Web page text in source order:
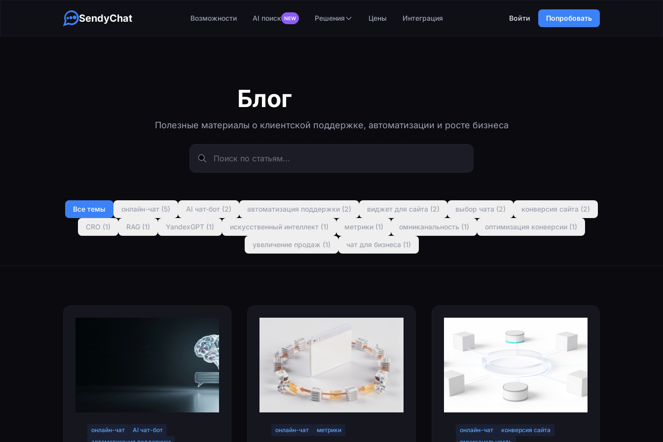
SendyChat Возможности AI поиск NEW Решения Цены Интеграция Войти Попробовать
Блог
Полезные материалы о клиентской поддержке, автоматизации и росте бизнеса
Все темы онлайн-чат (5) AI чат-бот (2) автоматизация поддержки (2) виджет для сайта (2) выбор чата (2) конверсия сайта (2)
CRO (1) RAG (1) YandexGPT (1) искусственный интеллект (1) метрики (1) омниканальность (1) оптимизация конверсии (1)
увеличение продаж (1) чат для бизнеса (1)
онлайн-чат
AI чат-бот
онлайн-чат метрики онлайн-чат
конверсия сайта